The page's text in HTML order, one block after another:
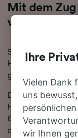
Mit dem
von
Sie denken
Hbf nach Gorizia
goldrichtig!
Die schnellste
Hbf nach Gorizia
6 Stunden 57
dieser Route
Ihre
Vielen Dank
uns
wir Ihnen